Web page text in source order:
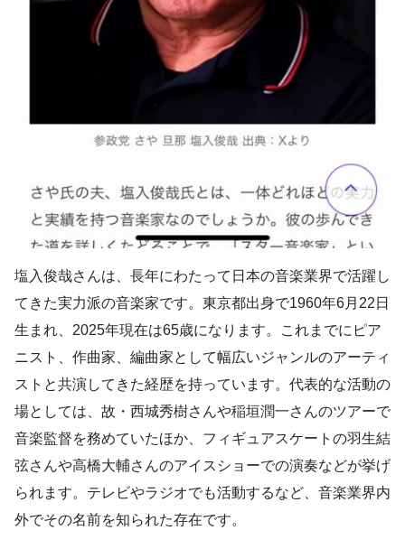
塩入俊哉さんは、長年にわたって日本の音楽業界で活躍し
てきた実力派の音楽家です。東京都出身で1960年6月22日
生まれ、2025年現在は65歳になります。これまでにピア
ニスト、作曲家、編曲家として幅広いジャンルのアーティ
ストと共演してきた経歴を持っています。代表的な活動の
場としては、故・西城秀樹さんや稲垣潤一さんのツアーで
音楽監督を務めていたほか、フィギュアスケートの羽生結
弦さんや高橋大輔さんのアイスショーでの演奏などが挙げ
られます。テレビやラジオでも活動するなど、音楽業界内
外でその名前を知られた存在です。